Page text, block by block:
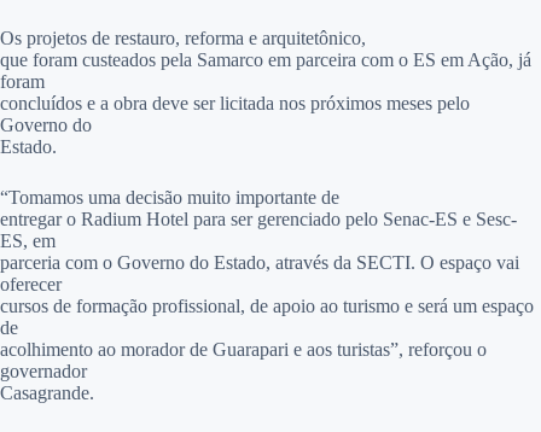
Os projetos de restauro, reforma e arquitetônico,
que foram custeados pela Samarco em parceira com o ES em Ação, já
foram
concluídos e a obra deve ser licitada nos próximos meses pelo
Governo do
Estado.
“Tomamos uma decisão muito importante de
entregar o Radium Hotel para ser gerenciado pelo Senac-ES e Sesc-
ES, em
parceria com o Governo do Estado, através da SECTI. O espaço vai
oferecer
cursos de formação profissional, de apoio ao turismo e será um espaço
de
acolhimento ao morador de Guarapari e aos turistas”, reforçou o
governador
Casagrande.